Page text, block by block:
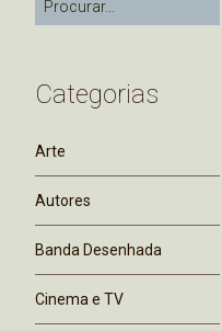
Categorias
Arte
Autores
Banda Desenhada
Cinema e TV